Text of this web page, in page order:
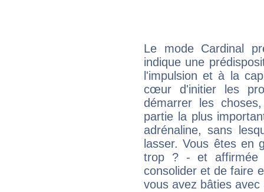
Le mode Cardinal
indique une
l'impulsion et à la
cœur d'initier les
démarrer les
partie la plus
adrénaline, sans
lasser. Vous êtes en
trop ? - et affirmée
consolider et de faire
vous avez bâties avec